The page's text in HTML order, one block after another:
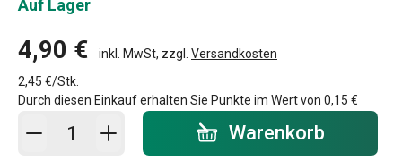
Auf Lager
4,90 € inkl. MwSt, zzgl. Versandkosten
2,45 €/Stk.
Durch diesen Einkauf erhalten Sie Punkte im Wert von 0,15 €
In den Warenkorb - Menge Warenkorb